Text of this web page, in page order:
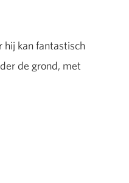
hij kan fantastisch
de grond, met